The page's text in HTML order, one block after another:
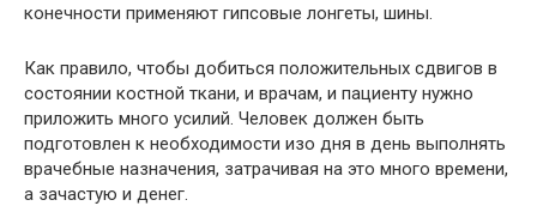
конечности применяют гипсовые лонгеты, шины.
Как правило, чтобы добиться положительных сдвигов в
состоянии костной ткани, и врачам, и пациенту нужно
приложить много усилий. Человек должен быть
подготовлен к необходимости изо дня в день выполнять
врачебные назначения, затрачивая на это много времени,
а зачастую и денег.